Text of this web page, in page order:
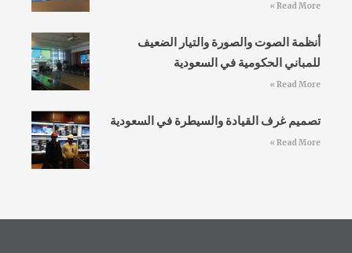
Read More »
أنظمة الصوت والصورة والتيار الضعيف
للمباني الحكومية في السعودية
Read More »
تصميم غرف القيادة والسيطرة في السعودية
Read More »